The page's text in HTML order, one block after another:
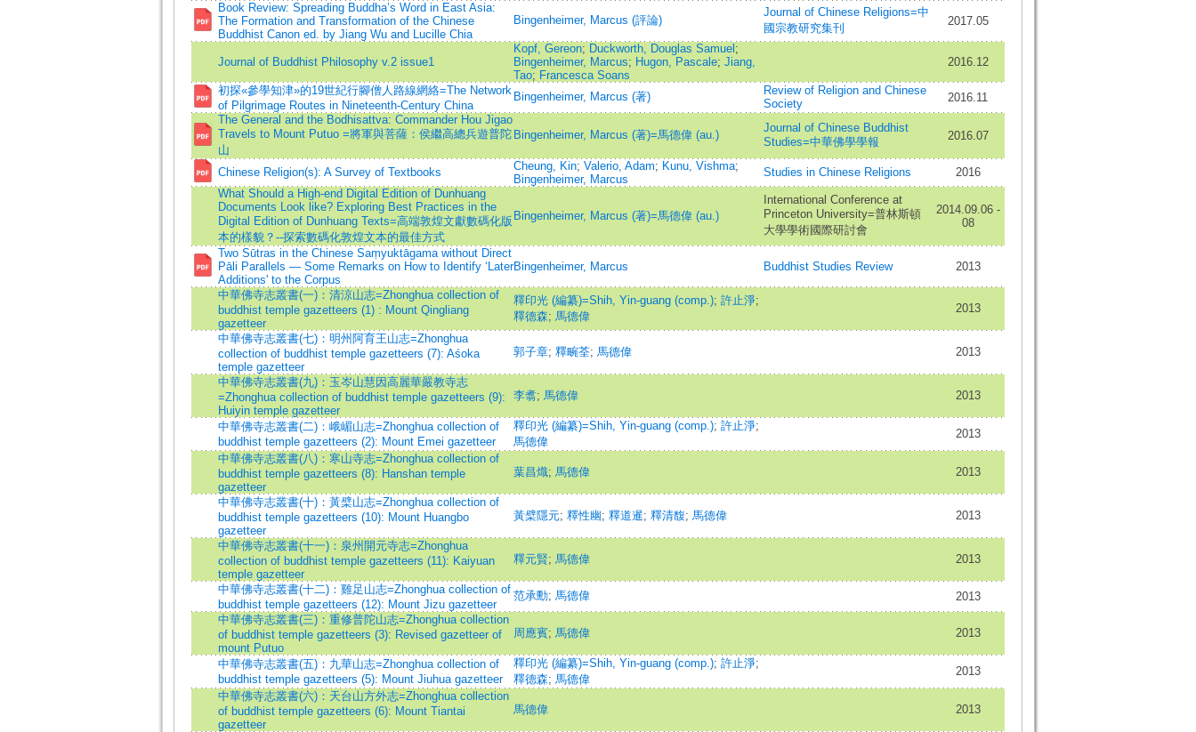
Book Review: Spreading Buddha’s Word in East Asia:
The Formation and Transformation of the Chinese
Buddhist Canon ed. by Jiang Wu and Lucille Chia
Bingenheimer, Marcus (評論)
Journal of Chinese Religions=中
國宗教研究集刊
2017.05
Journal of Buddhist Philosophy v.2 issue1
Kopf, Gereon; Duckworth, Douglas Samuel ;
Bingenheimer, Marcus; Hugon, Pascale; Jiang,
Tao; Francesca Soans
2016.12
初探«參學知津»的19世紀行腳僧人路線網絡=The Network
of Pilgrimage Routes in Nineteenth-Century China
Bingenheimer, Marcus (著)
Review of Religion and Chinese
Society
2016.11
The General and the Bodhisattva: Commander Hou Jigao
Travels to Mount Putuo =將軍與菩薩：侯繼高總兵遊普陀
山
Bingenheimer, Marcus (著)=馬德偉 (au.)
Journal of Chinese Buddhist
Studies=中華佛學學報
2016.07
Chinese Religion(s): A Survey of Textbooks Cheung, Kin; Valerio, Adam; Kunu, Vishma;
Bingenheimer, Marcus
Studies in Chinese Religions
2016
What Should a High-end Digital Edition of Dunhuang
Documents Look like? Exploring Best Practices in the
Digital Edition of Dunhuang Texts=高端敦煌文獻數碼化版
本的樣貌？--探索數碼化敦煌文本的最佳方式
Bingenheimer, Marcus (著)=馬德偉 (au.)
International Conference at
Princeton University=普林斯頓
大學學術國際研討會
2014.09.06 -
08
Two Sūtras in the Chinese Saṃyuktāgama without Direct
Pāli Parallels — Some Remarks on How to Identify ‘Later
Additions' to the Corpus
Bingenheimer, Marcus Buddhist Studies Review 2013
中華佛寺志叢書(一)：清涼山志=Zhonghua collection of
buddhist temple gazetteers (1) : Mount Qingliang
gazetteer
釋印光 (編纂)=Shih, Yin-guang (comp.); 許止淨;
釋德森; 馬德偉
2013
中華佛寺志叢書(七)：明州阿育王山志=Zhonghua
collection of buddhist temple gazetteers (7): Aśoka
temple gazetteer
郭子章; 釋畹荃; 馬德偉 2013
中華佛寺志叢書(九)：玉岑山慧因高麗華嚴教寺志
=Zhonghua collection of buddhist temple gazetteers (9):
Huiyin temple gazetteer
李翥; 馬德偉 2013
中華佛寺志叢書(二)：峨嵋山志=Zhonghua collection of
buddhist temple gazetteers (2): Mount Emei gazetteer
釋印光 (編纂)=Shih, Yin-guang (comp.); 許止淨;
馬德偉
2013
中華佛寺志叢書(八)：寒山寺志=Zhonghua collection of
buddhist temple gazetteers (8): Hanshan temple
gazetteer
葉昌熾; 馬德偉 2013
中華佛寺志叢書(十)：黃檗山志=Zhonghua collection of
buddhist temple gazetteers (10): Mount Huangbo
gazetteer
黃檗隱元; 釋性幽; 釋道暹; 釋清馥; 馬德偉 2013
中華佛寺志叢書(十一)：泉州開元寺志=Zhonghua
collection of buddhist temple gazetteers (11): Kaiyuan
temple gazetteer
釋元賢; 馬德偉 2013
中華佛寺志叢書(十二)：雞足山志=Zhonghua collection of
buddhist temple gazetteers (12): Mount Jizu gazetteer
范承勳; 馬德偉
2013
中華佛寺志叢書(三)：重修普陀山志=Zhonghua collection
of buddhist temple gazetteers (3): Revised gazetteer of
mount Putuo
周應賓; 馬德偉 2013
中華佛寺志叢書(五)：九華山志=Zhonghua collection of
buddhist temple gazetteers (5): Mount Jiuhua gazetteer
釋印光 (編纂)=Shih, Yin-guang (comp.); 許止淨;
釋德森; 馬德偉
2013
中華佛寺志叢書(六)：天台山方外志=Zhonghua collection
of buddhist temple gazetteers (6): Mount Tiantai
gazetteer
馬德偉 2013